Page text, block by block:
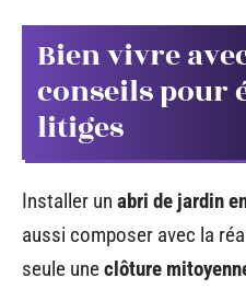
Bien vivre
conseils pour
litiges
Installer un abri de jardin
aussi composer avec la
seule uneclôture